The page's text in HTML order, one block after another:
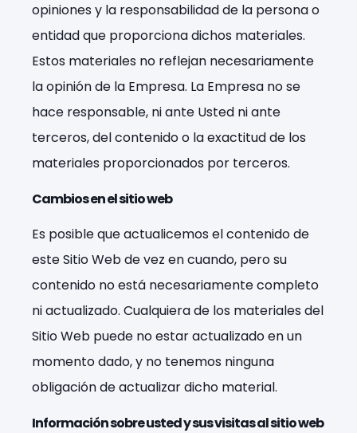
opiniones y la responsabilidad de la persona o
entidad que proporciona dichos materiales.
Estos materiales no reflejan necesariamente
la opinión de la Empresa. La Empresa no se
hace responsable, ni ante Usted ni ante
terceros, del contenido o la exactitud de los
materiales proporcionados por terceros.
Cambios en el sitio web
Es posible que actualicemos el contenido de
este Sitio Web de vez en cuando, pero su
contenido no está necesariamente completo
ni actualizado. Cualquiera de los materiales del
Sitio Web puede no estar actualizado en un
momento dado, y no tenemos ninguna
obligación de actualizar dicho material.
Información sobre usted y sus visitas al sitio web